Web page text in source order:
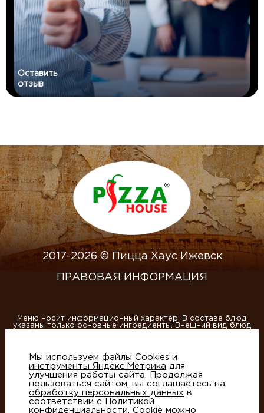
Оставить
отзыв
2017-2026 © Пицца Хаус Ижевск
ПРАВОВАЯ ИНФОРМАЦИЯ
Меню носит информационный характер. В составе блюд
указаны только основные ингредиенты. Внешний вид блюд
ИП Матвеева А.В., ОГРНИП 304184013400020
Этот сайт защищен reCAPTCHA и GoogleПолитика
конфиденциальности и Условия использования
Мы используем файлы Cookies и
инструменты Яндекс.Метрика для
улучшения работы сайта. Продолжая
пользоваться сайтом, вы соглашаетесь на
обработку персональных данных в
соответствии с
Политикой
конфиденциальности . Cookie можно